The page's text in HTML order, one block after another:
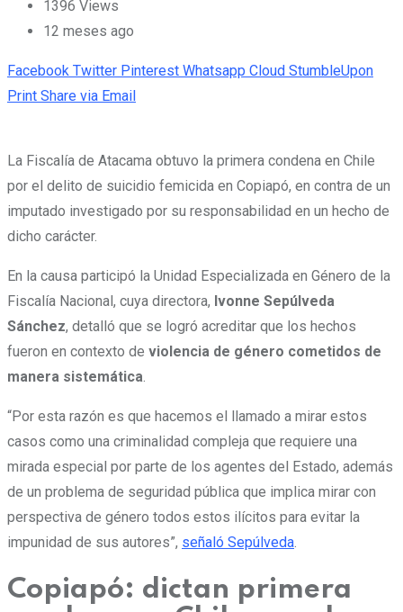
1396 Views
12 meses ago
Facebook Twitter Pinterest Whatsapp Cloud StumbleUpon
Print Share via Email
La Fiscalía de Atacama obtuvo la primera condena en Chile
por el delito de suicidio femicida en Copiapó, en contra de un
imputado investigado por su responsabilidad en un hecho de
dicho carácter.
En la causa participó la Unidad Especializada en Género de la
Fiscalía Nacional, cuya directora, Ivonne Sepúlveda
Sánchez, detalló que se logró acreditar que los hechos
fueron en contexto de violencia de género cometidos de
manera sistemática
“Por esta razón es que hacemos el llamado a mirar estos
casos como una criminalidad compleja que requiere una
mirada especial por parte de los agentes del Estado, además
de un problema de seguridad pública que implica mirar con
perspectiva de género todos estos ilícitos para evitar la
impunidad de sus autores”, señaló Sepúlveda
Copiapó: dictan primera